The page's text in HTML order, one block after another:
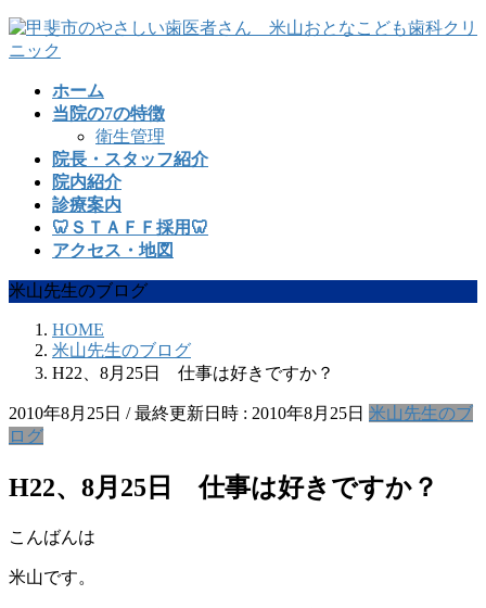
コ
ン
ナ
ビ
ホーム
当院の7の特徴
衛生管理
院長・スタッフ紹介
院内紹介
診療案内
🦷ＳＴＡＦＦ採用🦷
アクセス・地図
米山先生のブログ
HOME
米山先生のブログ
H22、8月25日 仕事は好きですか？
2010年8月25日 / 最終更新日時 : 2010年8月25日 米山先生のブ
ログ
H22、8月25日 仕事は好きですか？
こんばんは
米山です。